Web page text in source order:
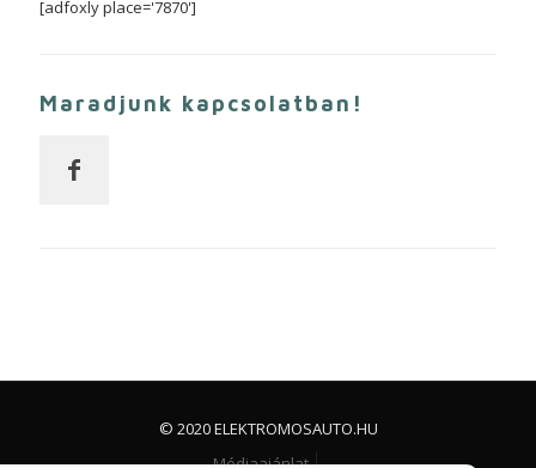
[adfoxly place='7870']
Maradjunk kapcsolatban!
© 2020 ELEKTROMOSAUTO.HU
Médiaajánlat